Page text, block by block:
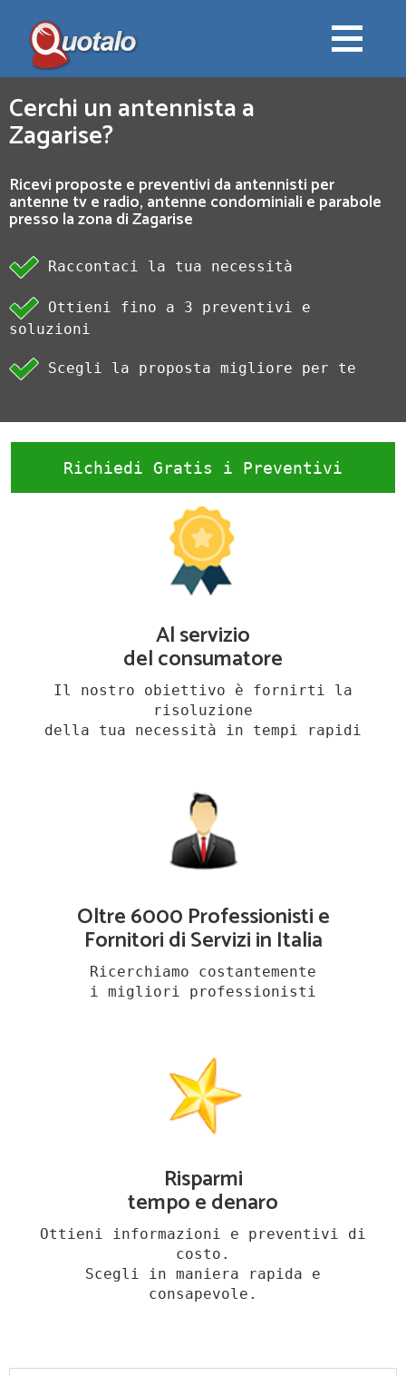
Cerchi un antennista a
Zagarise?
Ricevi proposte e preventivi da antennisti per
antenne tv e radio, antenne condominiali e parabole
presso la zona di Zagarise
Raccontaci la tua necessità
Ottieni fino a 3 preventivi e
soluzioni
Scegli la proposta migliore per te
Richiedi Gratis i Preventivi
Al servizio
del consumatore
Il nostro obiettivo è fornirti la
risoluzione
della tua necessità in tempi rapidi
Oltre 6000 Professionisti e
Fornitori di Servizi in Italia
Ricerchiamo costantemente
i migliori professionisti
Risparmi
tempo e denaro
Ottieni informazioni e preventivi di
costo.
Scegli in maniera rapida e
consapevole.